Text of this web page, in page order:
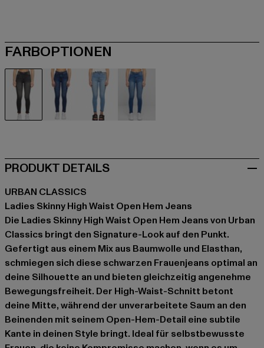
FARBOPTIONEN
PRODUKT DETAILS
URBAN CLASSICS
Ladies Skinny High Waist Open Hem Jeans
Die Ladies Skinny High Waist Open Hem Jeans von Urban
Classics bringt den Signature-Look auf den Punkt.
Gefertigt aus einem Mix aus Baumwolle und Elasthan,
schmiegen sich diese schwarzen Frauenjeans optimal an
deine Silhouette an und bieten gleichzeitig angenehme
Bewegungsfreiheit. Der High-Waist-Schnitt betont
deine Mitte, während der unverarbeitete Saum an den
Beinenden mit seinem Open-Hem-Detail eine subtile
Kante in deinen Style bringt. Ideal für selbstbewusste